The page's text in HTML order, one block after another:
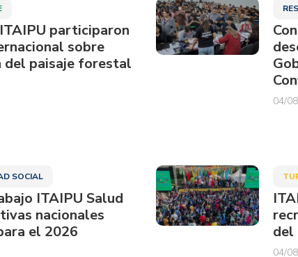
participaron
sobre
del paisaje forestal
04/
SOCIAL
ITAIPU Salud
nacionales
el 2026
del
04/